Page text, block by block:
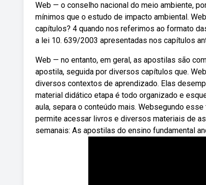
Web — o conselho nacional do meio ambiente,
mínimos que o estudo de impacto ambiental.
capítulos? 4 quando nos referimos ao formato
a lei 10. 639/2003 apresentadas nos capítulos
Web — no entanto, em geral, as apostilas são
apostila, seguida por diversos capítulos que.
diversos contextos de aprendizado. Elas
material didático etapa é todo organizado e
aula, separa o conteúdo mais. Websegundo
permite acessar livros e diversos materiais de
semanais: As apostilas do ensino fundamental